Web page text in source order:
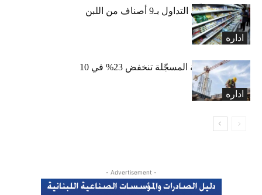
اداره
«الاقتصاد» تعلّق التداول بـ9 أصناف من اللبن
واللبنة
اداره
الرخص العقارية المسجّلة تنخفض 23% في 10
أشهر
- Advertisement -